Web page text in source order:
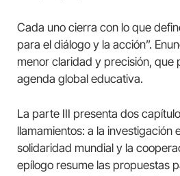
Cada uno cierra con lo que
para el diálogo y la acción”.
menor claridad y precisión, que
agenda global educativa.
La parte III presenta dos
llamamientos: a la investigación
solidaridad mundial y la
epílogo resume las propuestas